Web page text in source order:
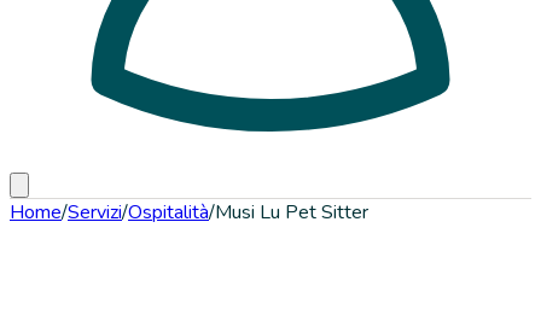
Home/Servizi/Ospitalità/Musi Lu Pet Sitter